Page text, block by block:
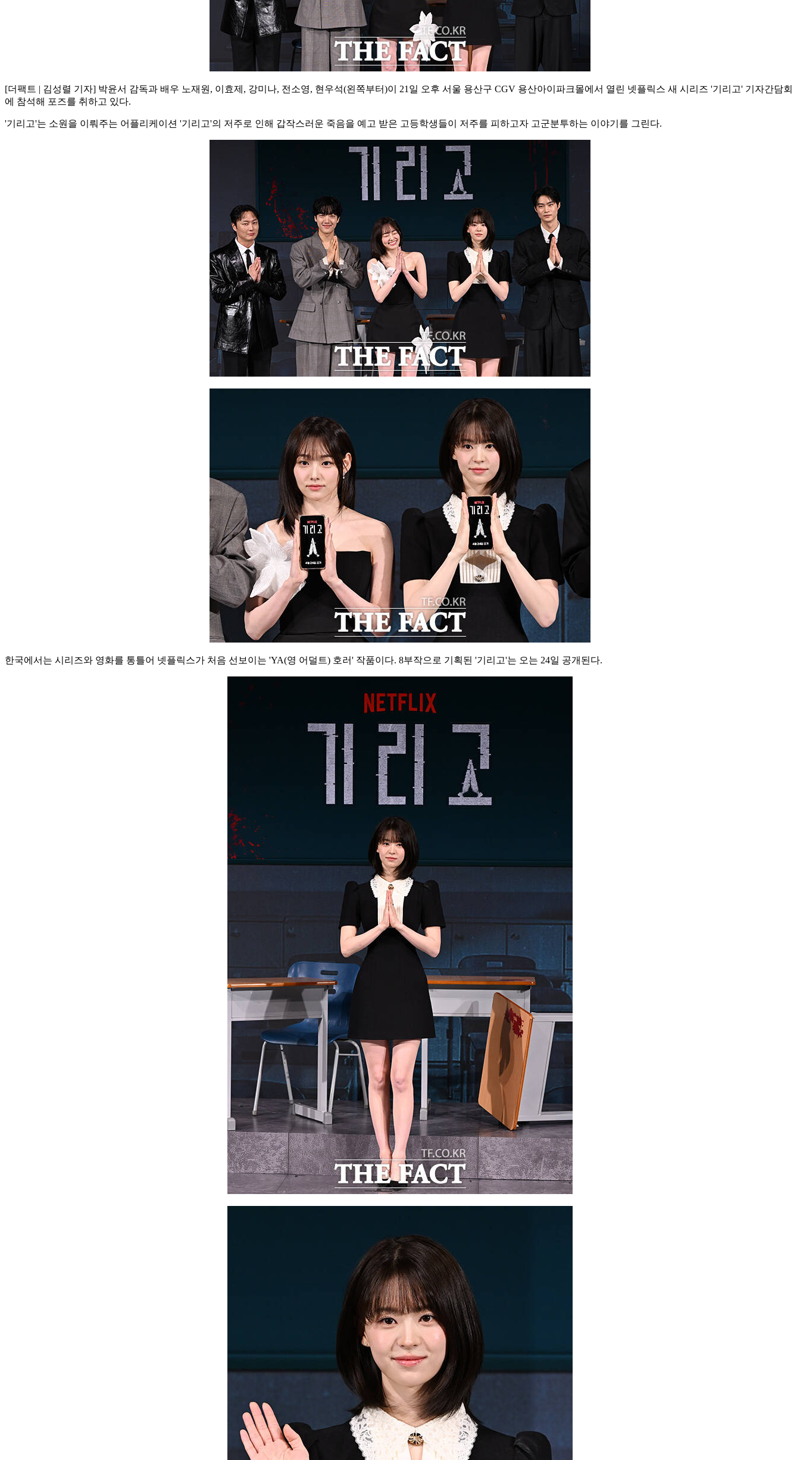
[더팩트 | 김성렬 기자] 박윤서 감독과 배우 노재원, 이효제, 강미나, 전소영, 현우석(왼쪽부터)이 21일 오후 서울 용산구 CGV 용산아이파크몰에서 열린 넷플릭스 새 시리즈 '기리고' 기자간담회
에 참석해 포즈를 취하고 있다.
'기리고'는 소원을 이뤄주는 어플리케이션 '기리고'의 저주로 인해 갑작스러운 죽음을 예고 받은 고등학생들이 저주를 피하고자 고군분투하는 이야기를 그린다.
한국에서는 시리즈와 영화를 통틀어 넷플릭스가 처음 선보이는 'YA(영 어덜트) 호러' 작품이다. 8부작으로 기획된 '기리고'는 오는 24일 공개된다.